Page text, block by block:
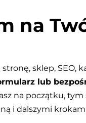
na
stronę, sklep, SEO,
lub
na początku,
i dalszymi